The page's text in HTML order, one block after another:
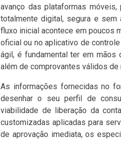
avanço das plataformas
totalmente digital, segura e sem
fluxo inicial acontece em poucos
oficial ou no aplicativo de
ágil, é fundamental ter em mãos
além de comprovantes válidos de
As informações fornecidas no
desenhar o seu perfil de
viabilidade de liberação da
customizadas aplicadas para
de aprovação imediata, os